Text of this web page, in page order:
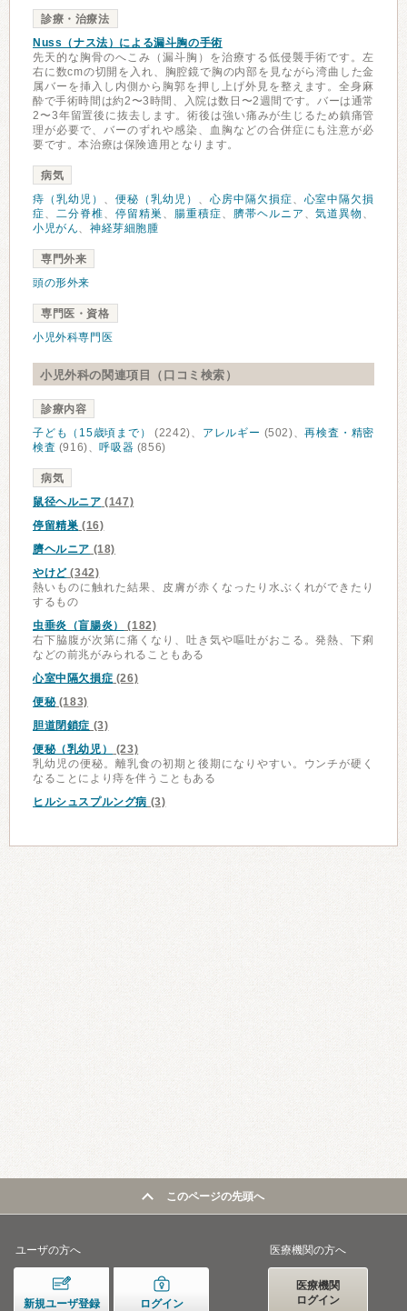
診療・治療法
Nuss（ナス法）による漏斗胸の手術
先天的な胸骨のへこみ（漏斗胸）を治療する低侵襲手術です。左
右に数cmの切開を入れ、胸腔鏡で胸の内部を見ながら湾曲した金
属バーを挿入し内側から胸郭を押し上げ外見を整えます。全身麻
酔で手術時間は約2〜3時間、入院は数日〜2週間です。バーは通常
2〜3年留置後に抜去します。術後は強い痛みが生じるため鎮痛管
理が必要で、バーのずれや感染、血胸などの合併症にも注意が必
要です。本治療は保険適用となります。
病気
痔（乳幼児） 、 便秘（乳幼児） 、 心房中隔欠損症、 心室中隔欠損
症、 二分脊椎、 停留精巣 、 腸重積症、 臍帯ヘルニア 、気道異物 、
小児がん、神経芽細胞腫
専門外来
頭の形外来
専門医・資格
小児外科専門医
小児外科の関連項目（口コミ検索）
診療内容
子ども（15歳頃まで）
(2242)、 アレルギー (502)、再検査・精密
検査 (916)、呼吸器 (856)
病気
鼠径ヘルニア (147)
停留精巣 (16)
臍ヘルニア (18)
やけど(342)
熱いものに触れた結果、皮膚が赤くなったり水ぶくれができたり
するもの
虫垂炎（盲腸炎）
(182)
右下脇腹が次第に痛くなり、吐き気や嘔吐がおこる。発熱、下痢
などの前兆がみられることもある
心室中隔欠損症 (26)
便秘(183)
胆道閉鎖症 (3)
便秘（乳幼児）
(23)
乳幼児の便秘。離乳食の初期と後期になりやすい。ウンチが硬く
なることにより痔を伴うこともある
ヒルシュスプルング病 (3)
このページの先頭へ
ユーザの方へ
新規ユーザ登録 ログイン
医療機関の方へ
医療機関
ログイン